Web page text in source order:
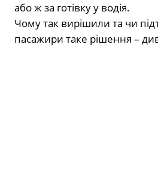
або ж за готівку у водія.
Чому так вирішили та чи
пасажири таке рішення –